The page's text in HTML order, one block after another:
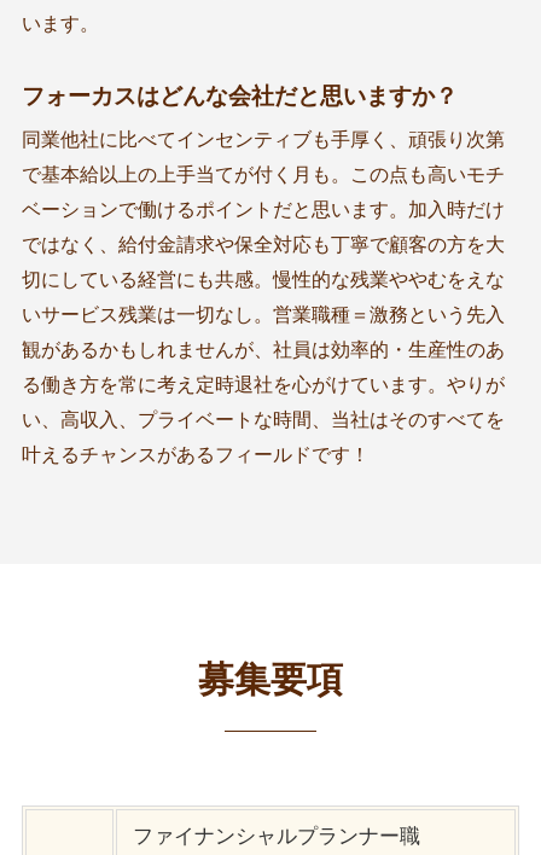
います。
フォーカスはどんな会社だと思いますか？
同業他社に比べてインセンティブも手厚く、頑張り次第
で基本給以上の上手当てが付く月も。この点も高いモチ
ベーションで働けるポイントだと思います。加入時だけ
ではなく、給付金請求や保全対応も丁寧で顧客の方を大
切にしている経営にも共感。慢性的な残業ややむをえな
いサービス残業は一切なし。営業職種＝激務という先入
観があるかもしれませんが、社員は効率的・生産性のあ
る働き方を常に考え定時退社を心がけています。やりが
い、高収入、プライベートな時間、当社はそのすべてを
叶えるチャンスがあるフィールドです！
募集要項
ファイナンシャルプランナー職